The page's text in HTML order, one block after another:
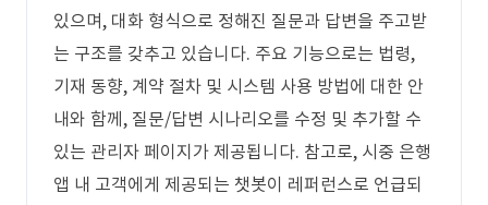
있으며, 대화 형식으로 정해진 질문과 답변을 주고받
는 구조를 갖추고 있습니다. 주요 기능으로는 법령,
기재 동향, 계약 절차 및 시스템 사용 방법에 대한 안
내와 함께, 질문/답변 시나리오를 수정 및 추가할 수
있는 관리자 페이지가 제공됩니다. 참고로, 시중 은행
앱 내 고객에게 제공되는 챗봇이 레퍼런스로 언급되